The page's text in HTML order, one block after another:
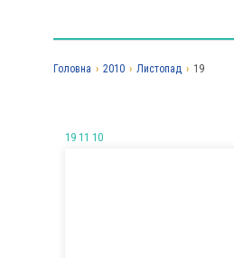
Головна › 2010 › Листопад › 19
19 11 10